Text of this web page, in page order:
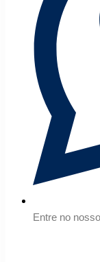
Entre no